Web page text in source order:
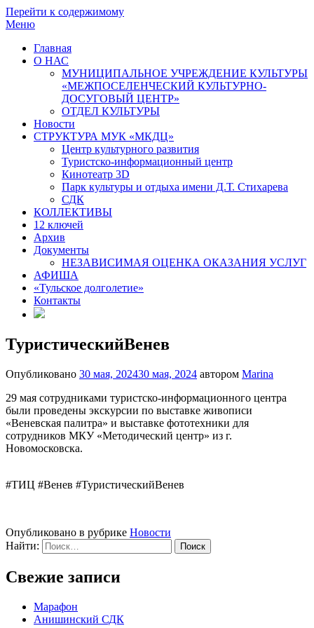
Перейти к содержимому
Меню
Главная
О НАС
МУНИЦИПАЛЬНОЕ УЧРЕЖДЕНИЕ КУЛЬТУРЫ
«МЕЖПОСЕЛЕНЧЕСКИЙ КУЛЬТУРНО-
ДОСУГОВЫЙ ЦЕНТР»
ОТДЕЛ КУЛЬТУРЫ
Новости
СТРУКТУРА МУК «МКДЦ»
Центр культурного развития
Туристско-информационный центр
Кинотеатр 3D
Парк культуры и отдыха имени Д.Т. Стихарева
СДК
КОЛЛЕКТИВЫ
12 ключей
Архив
Документы
НЕЗАВИСИМАЯ ОЦЕНКА ОКАЗАНИЯ УСЛУГ
АФИША
«Тульское долголетие»
Контакты
ТуристическийВенев
Опубликовано 30 мая, 202430 мая, 2024 автором Marina
29 мая сотрудниками туристско-информационного центра
были проведены экскурсии по выставке живописи
«Веневская палитра» и выставке фототехники для
сотрудников МКУ «Методический центр» из г.
Новомосковска.
#ТИЦ #Венев #ТуристическийВенев
Опубликовано в рубрике Новости
Найти:
Свежие записи
Марафон
Анишинский СДК